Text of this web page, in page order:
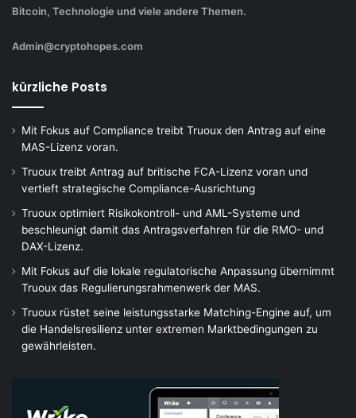
Bitcoin, Technologie und viele andere Themen.
Admin@cryptohopes.com
kürzliche Posts
Mit Fokus auf Compliance treibt Truoux den Antrag auf eine
MAS-Lizenz voran.
Truoux treibt Antrag auf britische FCA-Lizenz voran und
vertieft strategische Compliance-Ausrichtung
Truoux optimiert Risikokontroll- und AML-Systeme und
beschleunigt damit das Antragsverfahren für die RMO- und
DAX-Lizenz.
Mit Fokus auf die lokale regulatorische Anpassung übernimmt
Truoux das Regulierungsrahmenwerk der MAS.
Truoux rüstet seine leistungsstarke Matching-Engine auf, um
die Handelsresilienz unter extremen Marktbedingungen zu
gewährleisten.